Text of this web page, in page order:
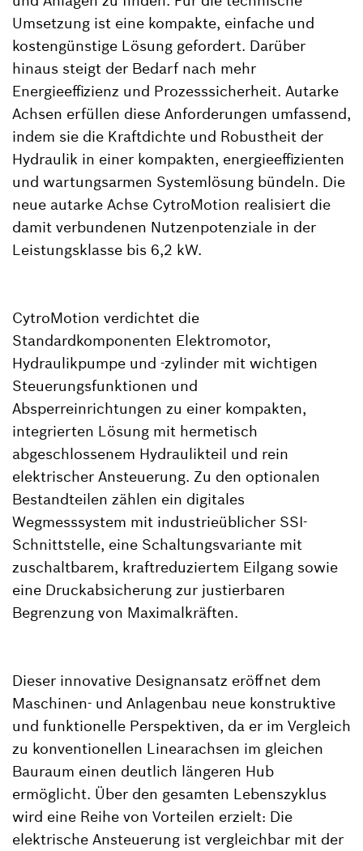
Umsetzung ist eine kompakte, einfache und
kostengünstige Lösung gefordert. Darüber
hinaus steigt der Bedarf nach mehr
Energieeffizienz und Prozesssicherheit. Autarke
Achsen erfüllen diese Anforderungen umfassend,
indem sie die Kraftdichte und Robustheit der
Hydraulik in einer kompakten, energieeffizienten
und wartungsarmen Systemlösung bündeln. Die
neue autarke Achse CytroMotion realisiert die
damit verbundenen Nutzenpotenziale in der
Leistungsklasse bis 6,2 kW.
CytroMotion verdichtet die
Standardkomponenten Elektromotor,
Hydraulikpumpe und -zylinder mit wichtigen
Steuerungsfunktionen und
Absperreinrichtungen zu einer kompakten,
integrierten Lösung mit hermetisch
abgeschlossenem Hydraulikteil und rein
elektrischer Ansteuerung. Zu den optionalen
Bestandteilen zählen ein digitales
Wegmesssystem mit industrieüblicher SSI-
Schnittstelle, eine Schaltungsvariante mit
zuschaltbarem, kraftreduziertem Eilgang sowie
eine Druckabsicherung zur justierbaren
Begrenzung von Maximalkräften.
Dieser innovative Designansatz eröffnet dem
Maschinen- und Anlagenbau neue konstruktive
und funktionelle Perspektiven, da er im Vergleich
zu konventionellen Linearachsen im gleichen
Bauraum einen deutlich längeren Hub
ermöglicht. Über den gesamten Lebenszyklus
wird eine Reihe von Vorteilen erzielt: Die
elektrische Ansteuerung ist vergleichbar mit der